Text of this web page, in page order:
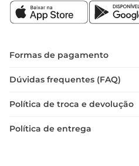
Formas de pagamento
Dúvidas frequentes (FAQ)
Política de troca e devolução
Política de entrega